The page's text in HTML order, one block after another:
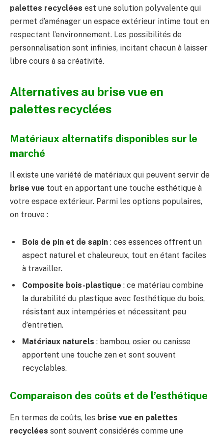
palettes recyclées est une solution polyvalente qui
permet d’aménager un espace extérieur intime tout en
respectant l’environnement. Les possibilités de
personnalisation sont infinies, incitant chacun à laisser
libre cours à sa créativité.
Alternatives au brise vue en
palettes recyclées
Matériaux alternatifs disponibles sur le
marché
Il existe une variété de matériaux qui peuvent servir de
brise vue tout en apportant une touche esthétique à
votre espace extérieur. Parmi les options populaires,
on trouve :
Bois de pin et de sapin : ces essences offrent un
aspect naturel et chaleureux, tout en étant faciles
à travailler.
Composite bois-plastique : ce matériau combine
la durabilité du plastique avec l’esthétique du bois,
résistant aux intempéries et nécessitant peu
d’entretien.
Matériaux naturels : bambou, osier ou canisse
apportent une touche zen et sont souvent
recyclables.
Comparaison des coûts et de l’esthétique
En termes de coûts, les brise vue en palettes
recyclées sont souvent considérés comme une